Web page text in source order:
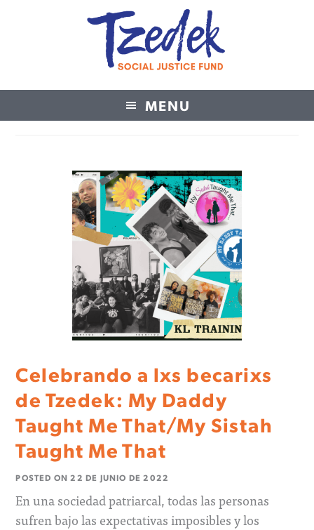
MENU
Celebrando a lxs becarixs
de Tzedek: My Daddy
Taught Me That/My Sistah
Taught Me That
POSTED ON 22 DE JUNIO DE 2022
En una sociedad patriarcal, todas las personas
sufren bajo las expectativas imposibles y los